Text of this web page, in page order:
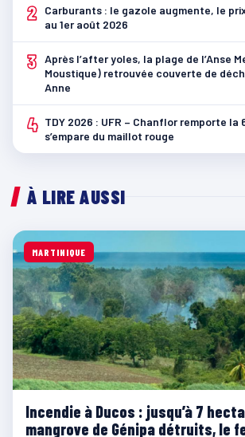
2
Carburants : le gazole augmente, le
au 1er août 2026
3 Après l’after yoles, la plage de l’Anse
Moustique) retrouvée couverte de
Anne
4 TDY 2026 : UFR – Chanflor remporte la
s’empare du maillot rouge
À LIRE AUSSI
MARTINIQUE
Incendie à Ducos : jusqu’à 7
mangrove de Génipa détruits, le